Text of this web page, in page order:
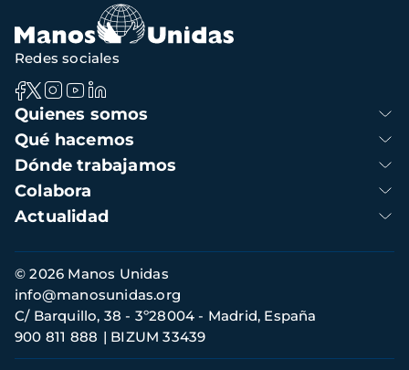
Navegación
principal
Quienes somos
Qué hacemos
Dónde trabajamos
Colabora
Actualidad
Redes sociales
Información
de
contacto
© 2026 Manos Unidas
C/ Barquillo, 38 - 3º28004 - Madrid, España
900 811 888
BIZUM 33439
info@manosunidas.org